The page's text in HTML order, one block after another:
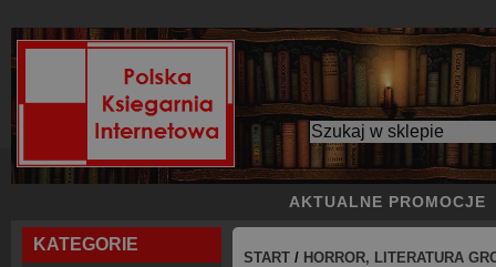
AKTUALNE PROMOCJE
KATEGORIE
START / HORROR, LITERATURA